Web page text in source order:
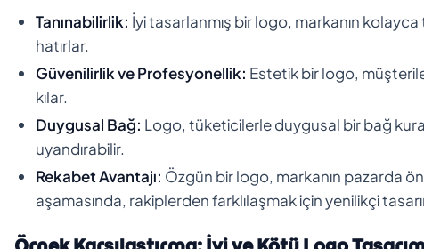
Tanınabilirlik: İyi tasarlanmış bir logo, markanın kolayca
hatırlar.
Güvenilirlik ve Profesyonellik: Estetik bir logo,
kılar.
Duygusal Bağ: Logo, tüketicilerle duygusal bir bağ
uyandırabilir.
Rekabet Avantajı: Özgün bir logo, markanın pazarda
aşamasında, rakiplerden farklılaşmak için yenilikçi